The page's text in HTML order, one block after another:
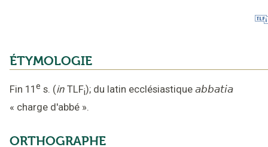
ÉTYMOLOGIE
Fin 11e s. (in TLFi); du latin ecclésiastique abbatia
« charge d'abbé ».
ORTHOGRAPHE